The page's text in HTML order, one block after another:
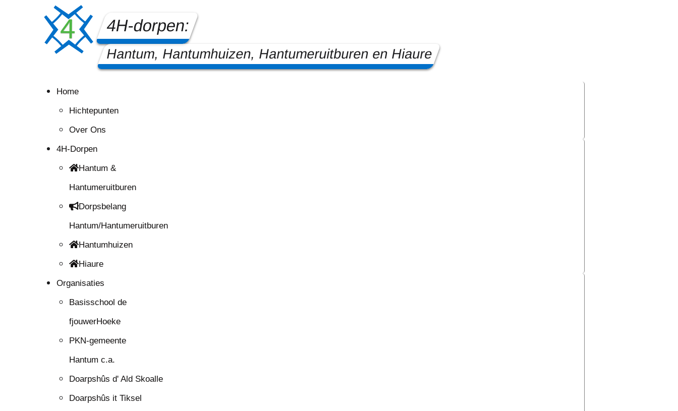
4H-dorpen:
Hantum, Hantumhuizen, Hantumeruitburen en Hiaure
Home
Hichtepunten
Over Ons
4H-Dorpen
Hantum &
Hantumeruitburen
Dorpsbelang
Hantum/Hantumeruitburen
Hantumhuizen
Hiaure
Organisaties
Basisschool de
fjouwerHoeke
PKN-gemeente
Hantum c.a.
Doarpshûs d' Ald Skoalle
Doarpshûs it Tiksel